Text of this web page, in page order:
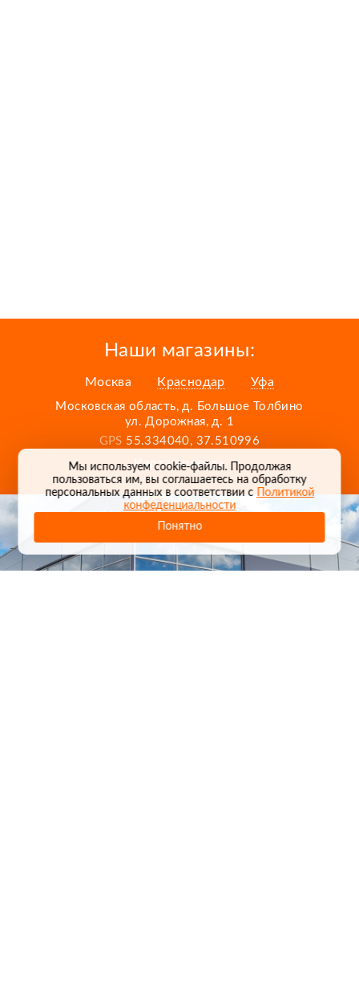
Наши магазины:
Москва Краснодар Уфа
Московская область, д. Большое Толбино
ул. Дорожная, д. 1
GPS 55.334040, 37.510996
Карта проезда
Мы используем cookie-файлы. Продолжая
пользоваться им, вы соглашаетесь на обработку
персональных данных в соответствии сПолитикой
конфеденциальности
Понятно